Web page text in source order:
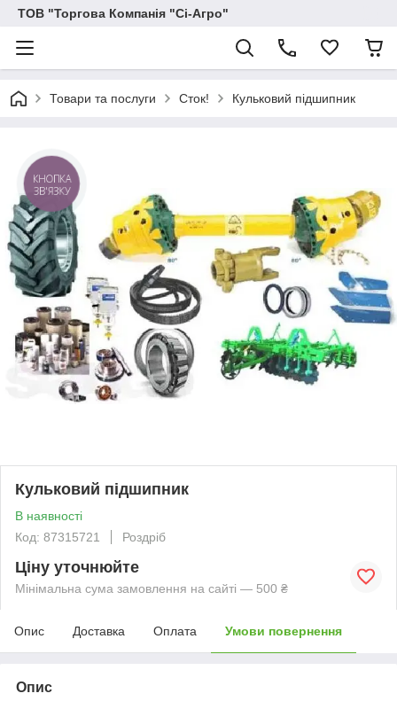
ТОВ "Торгова Компанія "Сі-Агро"
Товари та послуги Сток! Кульковий пiдшипник
Кульковий пiдшипник
В наявності
Код: 87315721
Роздріб
Ціну уточнюйте
Мінімальна сума замовлення на сайті — 500 ₴
Опис Доставка Оплата Умови повернення
Опис
КНОПКА
ЗВ'ЯЗКУ